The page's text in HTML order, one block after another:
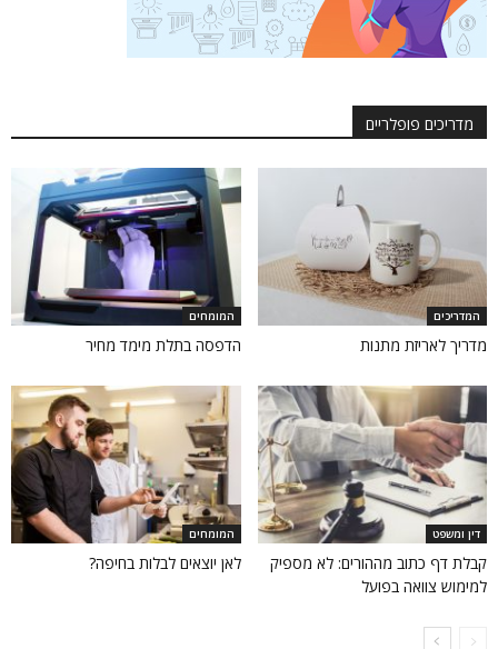
מדריכים פופלריים
המדריכים
מדריך לאריזת מתנות
המומחים
הדפסה בתלת מימד מחיר
דין ומשפט
קבלת דף כתוב מההורים: לא מספיק
למימוש צוואה בפועל
המומחים
לאן יוצאים לבלות בחיפה?